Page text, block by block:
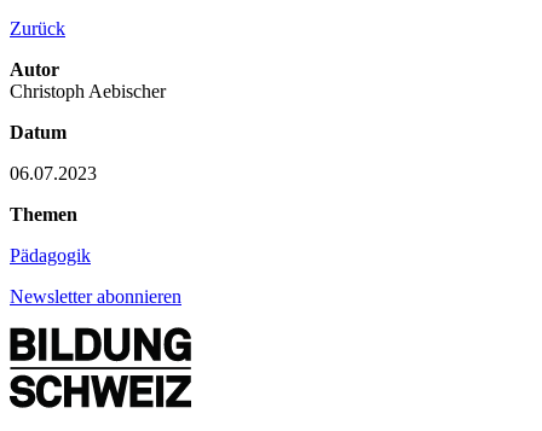
Zurück
Autor
Christoph Aebischer
Datum
06.07.2023
Themen
Pädagogik
Newsletter abonnieren